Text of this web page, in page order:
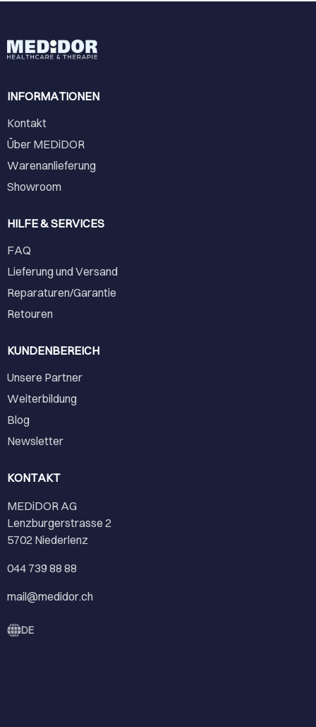
INFORMATIONEN
Kontakt
Über MEDiDOR
Warenanlieferung
Showroom
HILFE & SERVICES
FAQ
Lieferung und Versand
Reparaturen/Garantie
Retouren
KUNDENBEREICH
Unsere Partner
Weiterbildung
Blog
Newsletter
KONTAKT
MEDiDOR AG
Lenzburgerstrasse 2
5702 Niederlenz
044 739 88 88
mail@medidor.ch
DE